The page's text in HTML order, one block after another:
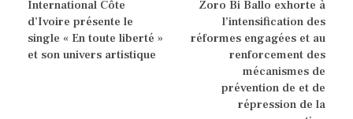
International Côte
d’Ivoire présente le
single « En toute liberté »
et son univers artistique
Zoro Bi Ballo exhorte à
l’intensification des
réformes engagées et au
renforcement des
mécanismes de
prévention de et de
répression de la